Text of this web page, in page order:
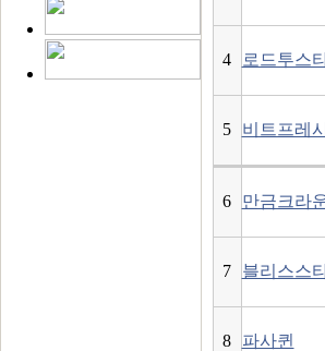
4 로드투스
5 비트프레시
6 만금크라
7 블리스스
8 파사퀸